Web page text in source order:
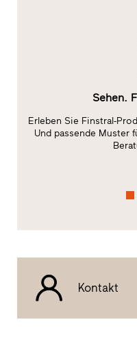
Sehen.
Erleben Sie Finstral-
Und passende Muster
Kontakt